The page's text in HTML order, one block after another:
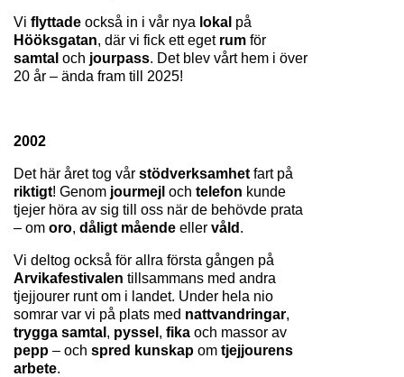
Vi flyttade också in i vår nya lokal
Hööksgatan, där vi fick ett eget rum
samtal och jourpass. Det blev vårt hem i över
20 år – ända fram till 2025!
2002
Det här året tog vår stödverksamhet
riktigt! Genom jourmejl och telefon kunde
tjejer höra av sig till oss när de behövde prata
– om oro, dåligt mående eller våld .
Arvikafestivalen tillsammans med andra
tjejjourer runt om i landet. Under hela nio
somrar var vi på plats med nattvandringar
trygga samtal , pyssel , fika
pepp – och spred kunskap om tjejjourens
arbete.